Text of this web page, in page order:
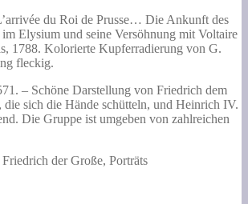
du Roi de Prusse… Die Ankunft des
Elysium und seine Versöhnung mit Voltaire
1788. Kolorierte Kupferradierung von G.
fleckig.
– Schöne Darstellung von Friedrich dem
sich die Hände schütteln, und Heinrich IV.
Die Gruppe ist umgeben von zahlreichen
der Große, Porträts